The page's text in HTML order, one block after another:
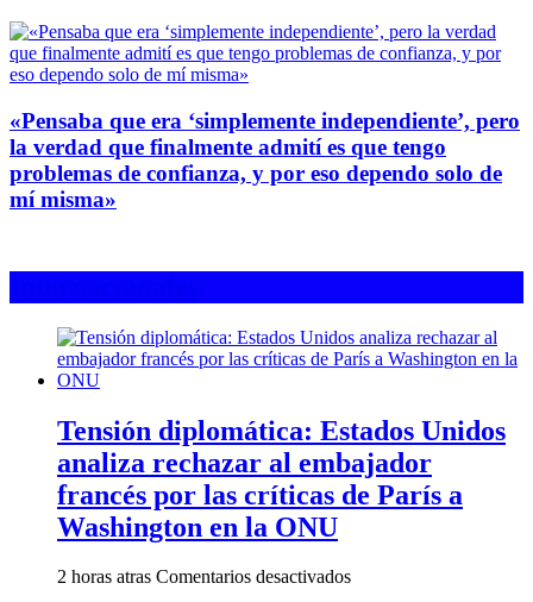
«Pensaba que era ‘simplemente independiente’, pero
la verdad que finalmente admití es que tengo
problemas de confianza, y por eso dependo solo de
mí misma»
Tensión diplomática: Estados Unidos
analiza rechazar al embajador
francés por las críticas de París a
Washington en la ONU
2 horas atras Comentarios desactivadosen